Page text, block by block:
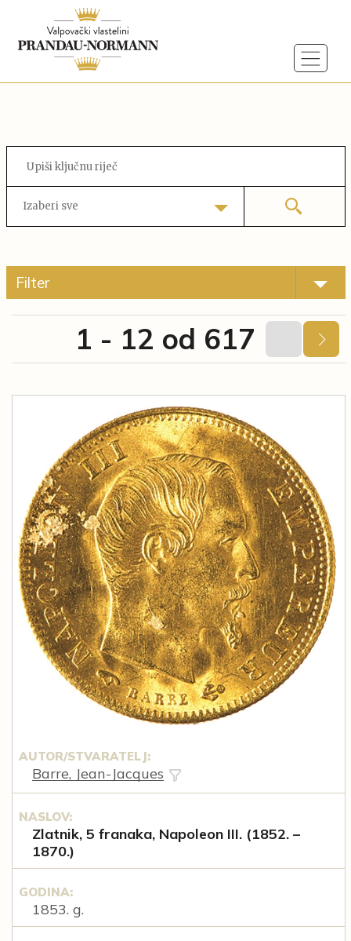
Izaberi sve
Filter
1 - 12 od 617
AUTOR/STVARATELJ:
Barre, Jean-Jacques
NASLOV:
Zlatnik, 5 franaka, Napoleon III. (1852. –
1870.)
GODINA:
1853. g.